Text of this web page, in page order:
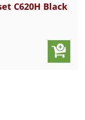
C620H Black